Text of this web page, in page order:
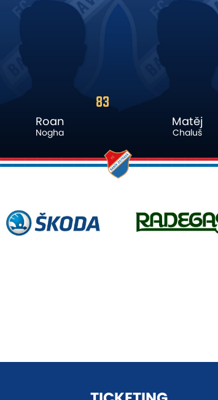
37
Matěj
Chaluš
Viktor
Budinský